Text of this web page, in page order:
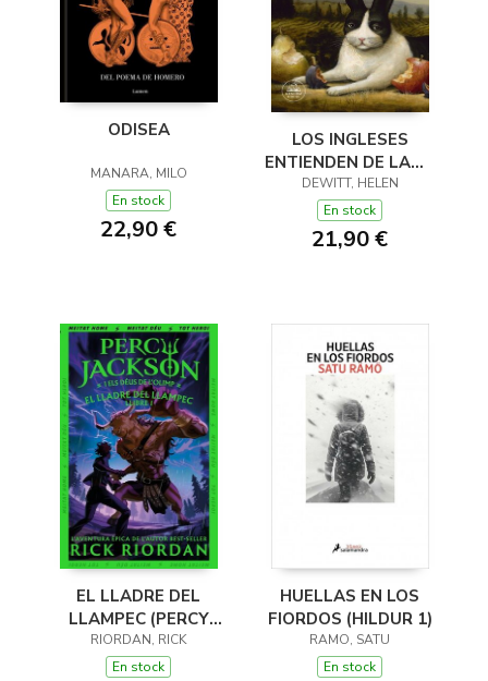
ODISEA
MANARA, MILO
En stock
22,90 €
LOS INGLESES
ENTIENDEN DE LANA
(Y OTROS TRUCOS)
DEWITT, HELEN
En stock
21,90 €
EL LLADRE DEL
LLAMPEC (PERCY
JACKSON I ELS DÉUS
DE L'OLIMP 1)
RIORDAN, RICK
En stock
HUELLAS EN LOS
FIORDOS (HILDUR 1)
RAMO, SATU
En stock